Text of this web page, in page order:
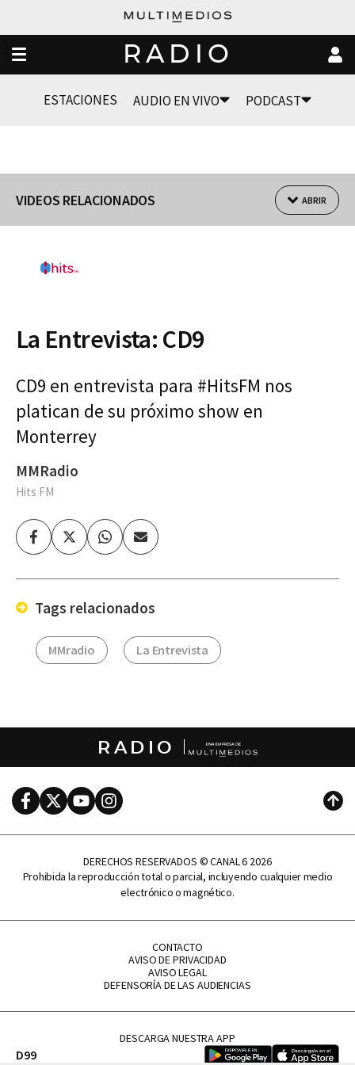
RADIO
ESTACIONES AUDIO EN VIVO PODCAST
VIDEOS RELACIONADOS ABRIR
La Entrevista: CD9
CD9 en entrevista para #HitsFM nos
platican de su próximo show en
Monterrey
MMRadio
Hits FM
FacebookTwitterWhatsapp
Enviar
por
Tags relacionados
MMradio La Entrevista
RADIO
FacebookTwitterYoutubeInstagram
DERECHOS RESERVADOS © CANAL 6 2026
Prohibida la reproducción total o parcial, incluyendo cualquier medio
electrónico o magnético.
CONTACTO
AVISO DE PRIVACIDAD
AVISO LEGAL
DEFENSORÍA DE LAS AUDIENCIAS
DESCARGA NUESTRA APP
D99